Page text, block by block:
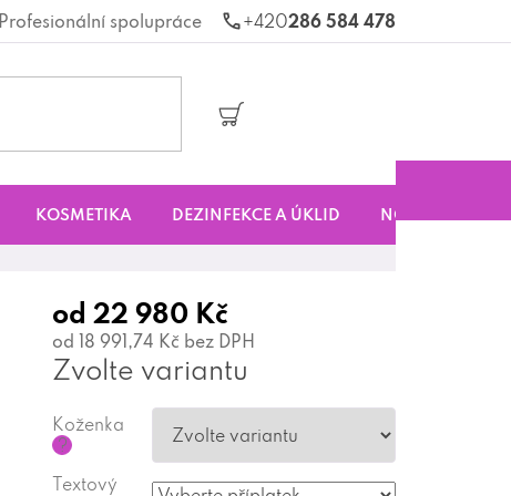
286 584 478
Profesionální spolupráce
Nákupní
KOSMETIKA DEZINFEKCE A ÚKLID NOVINKY
od 22 980 Kč
od 18 991,74 Kč bez DPH
Zvolte variantu
Koženka
?
Textový